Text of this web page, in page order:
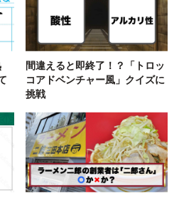
間違えると即終了！？「トロッ
コアドベンチャー風」クイズに
挑戦